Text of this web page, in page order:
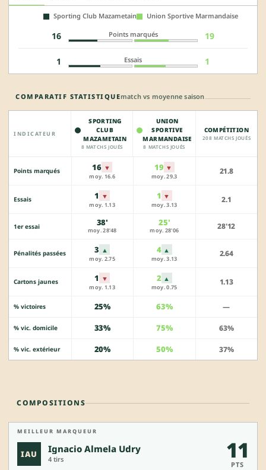
Sporting Club Mazametain Union Sportive Marmandaise
16 Points marqués 19
1 Essais 1
COMPARATIF STATISTIQUEmatch vs moyenne saison
INDICATEUR
SPORTING
CLUB
MAZAMETAIN
8 MATCHS JOUÉS
UNION
SPORTIVE
MARMANDAISE
8 MATCHS JOUÉS
COMPÉTITION
208 MATCHS JOUÉS
Points marqués 16 ▼
moy. 16.6
19 ▼
moy. 29.3
21.8
Essais 1 ▼
moy. 1.13
1 ▼
moy. 3.13
2.1
1er essai 38'
moy. 28'48
25'
moy. 28'06 28'12
Pénalités passées 3 ▲
moy. 2.75
4 ▲
moy. 3.13
2.64
Cartons jaunes 1 ▼
moy. 1.13
2 ▲
moy. 0.75
1.13
% victoires 25% 63% —
% vic. domicile 33% 75% 63%
% vic. extérieur 20% 50% 37%
COMPOSITIONS
MEILLEUR MARQUEUR
IAU Ignacio Almela Udry
4 tirs 11
PTS